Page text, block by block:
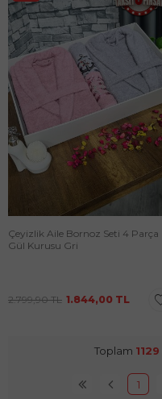
Çeyizlik Aile Bornoz Seti 4 Parça
Gül Kurusu Gri
2.799,90TL 1.844,00 TL
Toplam 1129
1